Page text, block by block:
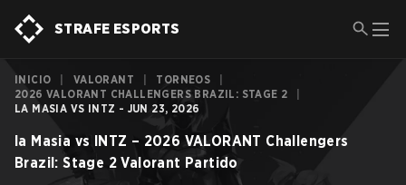
STRAFE ESPORTS
INICIO VALORANT TORNEOS
2026 VALORANT CHALLENGERS BRAZIL: STAGE 2
LA MASIA VS INTZ - JUN 23, 2026
la Masia vs INTZ – 2026 VALORANT Challengers
Brazil: Stage 2 Valorant Partido